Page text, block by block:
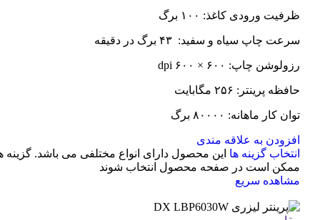
ظرفیت ورودی کاغذ: ۱۰۰ برگ
سرعت چاپ سیاه و سفید: ۴۳ برگ در دقیقه
رزولوشن چاپ: ۶۰۰ × ۶۰۰ dpi
حافظه پرینتر: ۲۵۶ مگابایت
توان کار ماهانه: ۸۰۰۰۰ برگ
افزودن به علاقه مندی
انتخاب گزینه ها این محصول دارای انواع مختلفی می باشد. گزینه
ممکن است در صفحه محصول انتخاب شوند
مشاهده سریع